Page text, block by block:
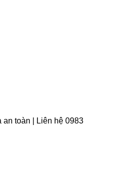
an toàn | Liên hệ 0983